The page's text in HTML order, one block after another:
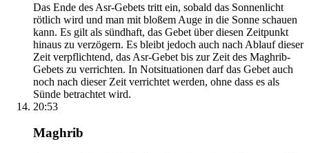
Das Ende des Asr-Gebets tritt ein, sobald das Sonnenlicht
rötlich wird und man mit bloßem Auge in die Sonne schauen
kann. Es gilt als sündhaft, das Gebet über diesen Zeitpunkt
hinaus zu verzögern. Es bleibt jedoch auch nach Ablauf dieser
Zeit verpflichtend, das Asr-Gebet bis zur Zeit des Maghrib-
Gebets zu verrichten. In Notsituationen darf das Gebet auch
noch nach dieser Zeit verrichtet werden, ohne dass es als
Sünde betrachtet wird.
20:53
Maghrib